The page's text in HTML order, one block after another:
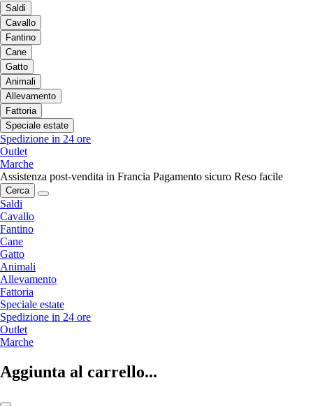
Saldi
Cavallo
Fantino
Cane
Gatto
Animali
Allevamento
Fattoria
Speciale estate
Spedizione in 24 ore
Outlet
Marche
Assistenza post-vendita in Francia Pagamento sicuro Reso facile
Cerca
Saldi
Cavallo
Fantino
Cane
Gatto
Animali
Allevamento
Fattoria
Speciale estate
Spedizione in 24 ore
Outlet
Marche
Aggiunta al carrello...